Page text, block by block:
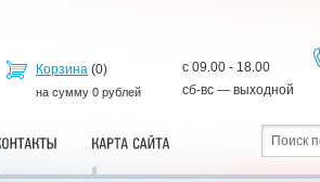
Корзина (0)
на сумму 0 рублей
с 09.00 - 18.00
сб-вс — выходной